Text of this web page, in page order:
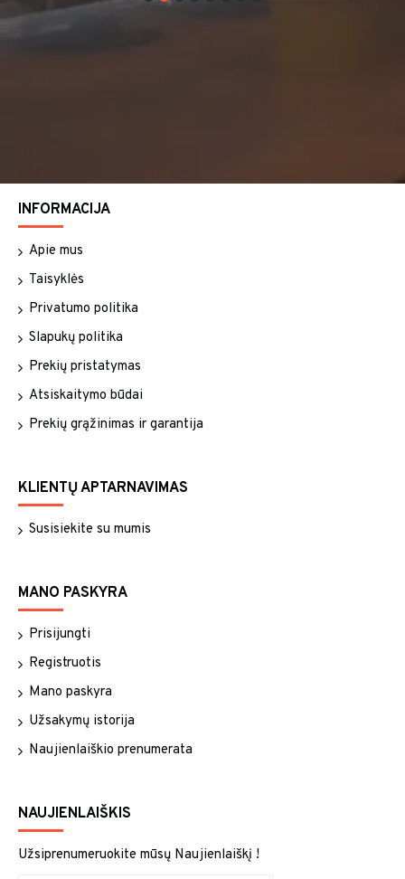
INFORMACIJA
Apie mus
Taisyklės
Privatumo politika
Slapukų politika
Prekių pristatymas
Atsiskaitymo būdai
Prekių grąžinimas ir garantija
KLIENTŲ APTARNAVIMAS
Susisiekite su mumis
MANO PASKYRA
Prisijungti
Registruotis
Mano paskyra
Užsakymų istorija
Naujienlaiškio prenumerata
NAUJIENLAIŠKIS
Užsiprenumeruokite mūsų Naujienlaiškį !